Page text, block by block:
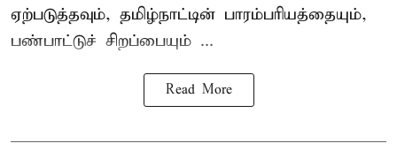
ஏற்படுத்தவும், தமிழ்நாட்டின் பாரம்பரியத்தையும்,
பண்பாட்டுச் சிறப்பையும் ...
Read More